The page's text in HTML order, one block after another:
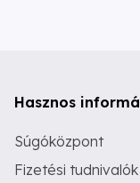
Hasznos
Súgóközpont
Fizetési